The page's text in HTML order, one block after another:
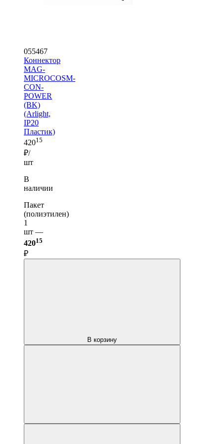
055467
Коннектор
MAG-
MICROCOSM-
CON-
POWER
(BK)
(Arlight,
IP20
Пластик)
42015
₽/
шт
В
наличии
Пакет
(полиэтилен)
1
шт —
42015
₽
В корзину